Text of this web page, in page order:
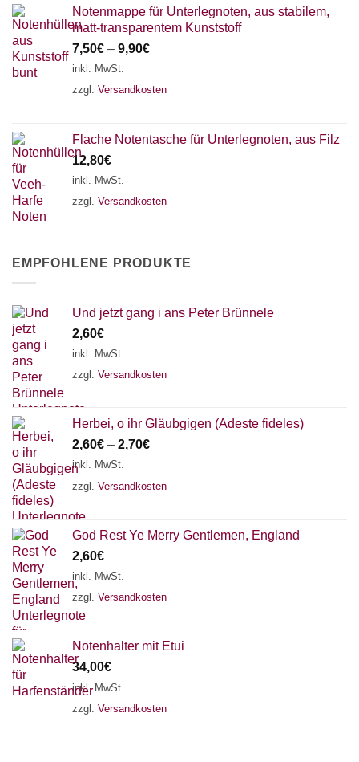
Notenmappe für Unterlegnoten, aus stabilem,
matt-transparentem Kunststoff
7,50€ – 9,90€
inkl. MwSt.
zzgl. Versandkosten
Flache Notentasche für Unterlegnoten, aus Filz
12,80€
inkl. MwSt.
zzgl. Versandkosten
EMPFOHLENE PRODUKTE
Und jetzt gang i ans Peter Brünnele
2,60€
inkl. MwSt.
zzgl. Versandkosten
Herbei, o ihr Gläubgigen (Adeste fideles)
2,60€ – 2,70€
inkl. MwSt.
zzgl. Versandkosten
God Rest Ye Merry Gentlemen, England
2,60€
inkl. MwSt.
zzgl. Versandkosten
Notenhalter mit Etui
34,00€
inkl. MwSt.
zzgl. Versandkosten